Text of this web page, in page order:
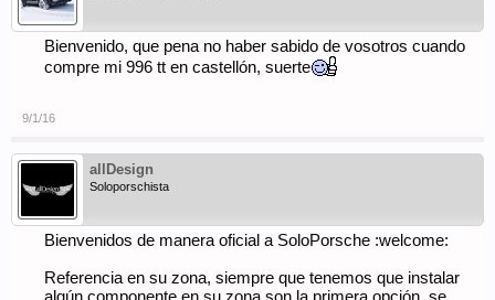
Bienvenido, que pena no haber sabido de vosotros cuando
compre mi 996 tt en castellón, suerte
9/1/16
allDesign
Soloporschista
Bienvenidos de manera oficial a SoloPorsche :welcome:
Referencia en su zona, siempre que tenemos que instalar